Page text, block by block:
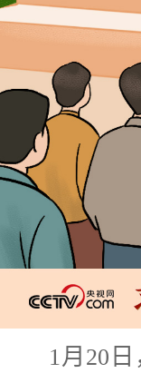
1月20日，